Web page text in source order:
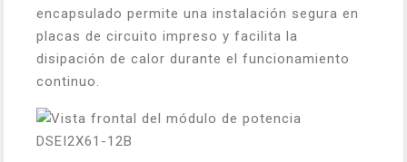
encapsulado permite una instalación segura en
placas de circuito impreso y facilita la
disipación de calor durante el funcionamiento
continuo.